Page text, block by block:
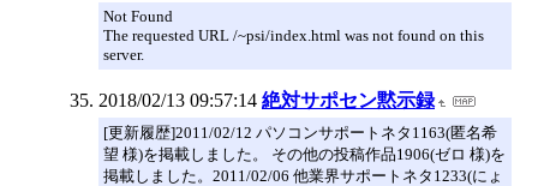
Not Found
The requested URL /~psi/index.html was not found on this
server.
2018/02/13 09:57:14 絶対サポセン黙示録
[更新履歴]2011/02/12 パソコンサポートネタ1163(匿名希
望 様)を掲載しました。 その他の投稿作品1906(ゼロ 様)を
掲載しました。2011/02/06 他業界サポートネタ1233(にょ